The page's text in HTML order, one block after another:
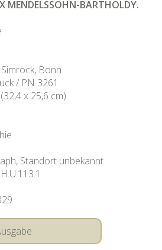
MENDELSSOHN-BARTHOLDY.
Bonn
/ PN 3261
x 25,6 cm)
Standort unbekannt